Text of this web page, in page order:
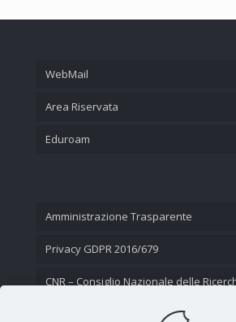
WebMail
Area Riservata
Eduroam
Amministrazione Trasparente
Privacy GDPR 2016/679
CNR – Consiglio Nazionale delle